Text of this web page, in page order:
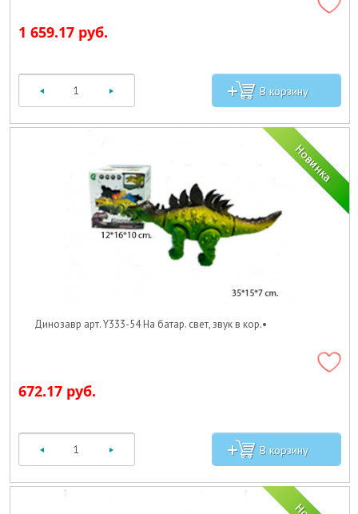
1 659.17 руб.
Динозавр арт. Y333-54 На батар. свет, звук в кор.•
672.17 руб.